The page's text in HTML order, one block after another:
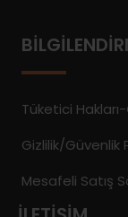
Tüketici
Gizlilik/Güvenlik
Mesafeli Satış